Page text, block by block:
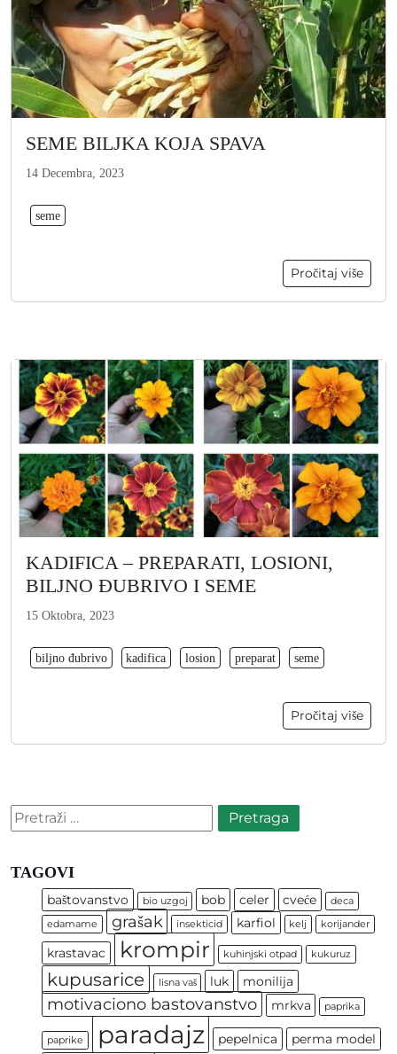
SEME BILJKA KOJA SPAVA
14 Decembra, 2023
seme
Pročitaj više
KADIFICA – PREPARATI, LOSIONI,
BILJNO ĐUBRIVO I SEME
15 Oktobra, 2023
biljno đubrivo kadifica losion preparat seme
Pročitaj više
Pretraga:
TAGOVI
baštovanstvo bio uzgoj bob celer cveće
deca
edamame
grašak insekticid karfiol kelj korijander
krastavac krompir kuhinjski otpad kukuruz
kupusarice lisna vaš luk monilija
motivaciono bastovanstvo mrkva paprika
paprike paradajz pepelnica perma model